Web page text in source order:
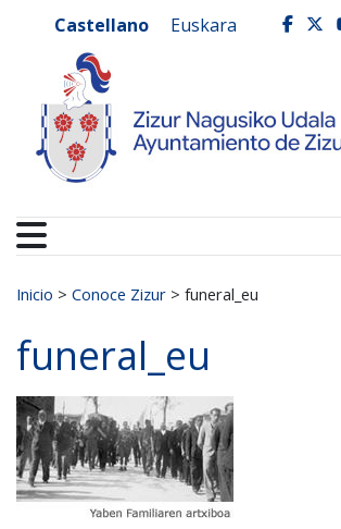
Ayuntamiento
Castellano Euskara
Buscar:
Inicio > Conoce Zizur > funeral_eu
funeral_eu